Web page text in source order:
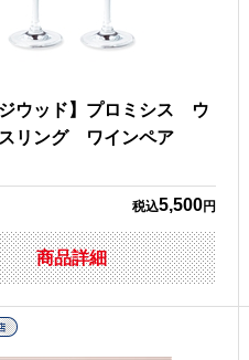
ジウッド】プロミシス ウ
リング ワインペア
税込5,500円
商品詳細